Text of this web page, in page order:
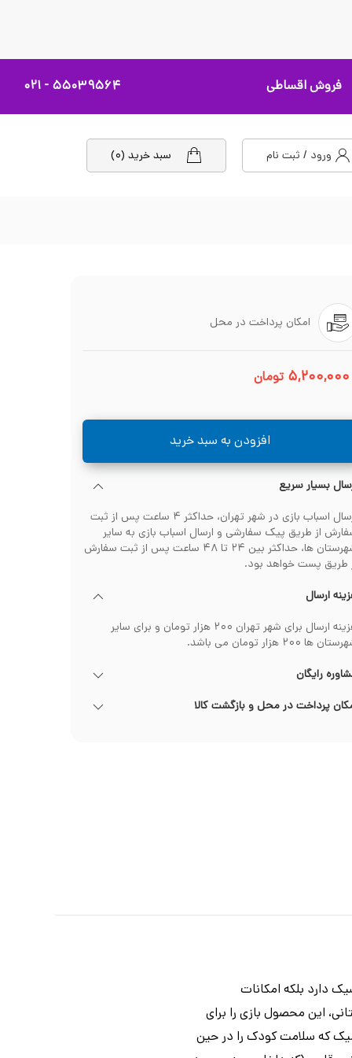
فروش اقساطی ۵۵۰۳۹۵۶۴ - ۰۲۱
ورود / ثبت نام سبد خرید (۰)
امکان پرداخت در محل
۵,۲۰۰,۰۰۰ تومان
افزودن به سبد خرید
بسیار سریع
ارسال اسباب بازی در شهر تهران، حداکثر ۴ ساعت پس از ثبت
از طریق پیک سفارشی و ارسال اسباب بازی به سایر
شهرستان ها، حداکثر بین ۲۴ تا ۴۸ ساعت پس از ثبت سفارش
طریق پست خواهد بود.
ارسال
هزینه ارسال برای شهر تهران ۲۰۰ هزار تومان و برای سایر
ها ۲۰۰ هزار تومان می باشد.
رایگان
پرداخت در محل و بازگشت کالا
دارد بلکه امکانات
این محصول بازی را برای
که سلامت کودک را در حین